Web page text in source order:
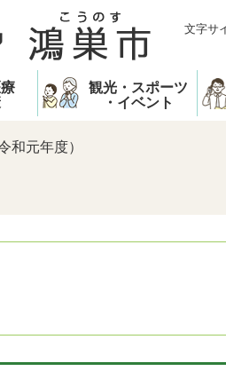
文字サ
観光・スポーツ
・イベント
和元年度）